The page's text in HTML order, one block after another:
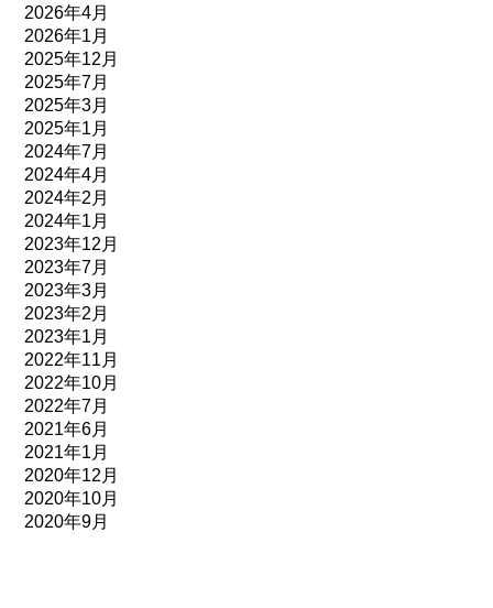
2026年4月
2026年1月
2025年12月
2025年7月
2025年3月
2025年1月
2024年7月
2024年4月
2024年2月
2024年1月
2023年12月
2023年7月
2023年3月
2023年2月
2023年1月
2022年11月
2022年10月
2022年7月
2021年6月
2021年1月
2020年12月
2020年10月
2020年9月